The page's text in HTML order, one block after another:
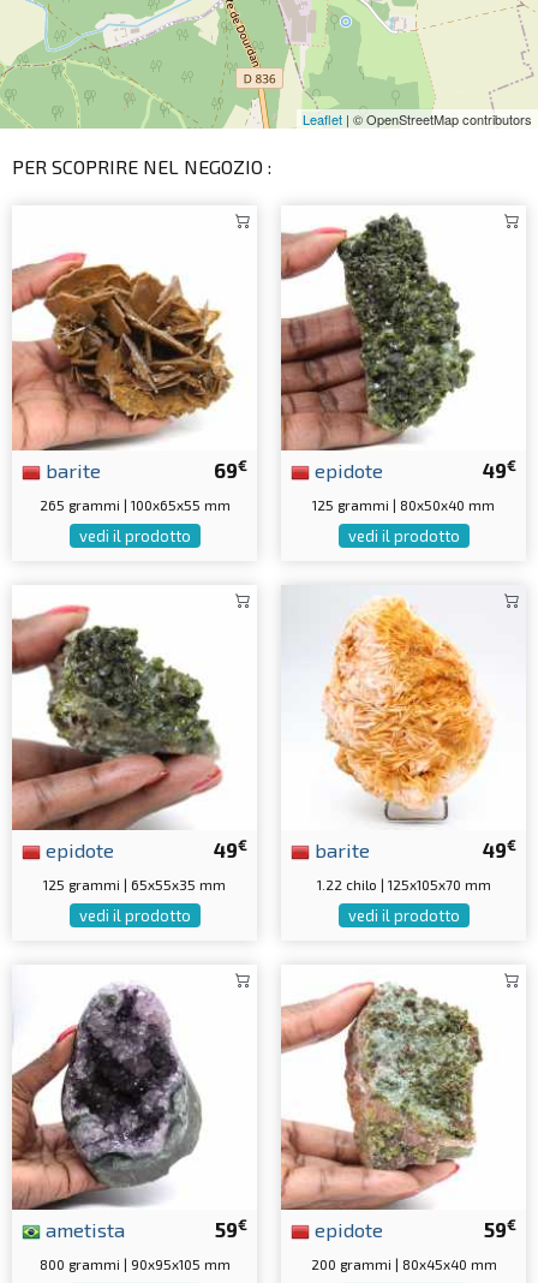
Leaflet | © OpenStreetMap contributors
PER SCOPRIRE NEL NEGOZIO :
69€
barite
265 grammi | 100x65x55 mm
vedi il prodotto
49€
epidote
125 grammi | 80x50x40 mm
vedi il prodotto
49€
epidote
125 grammi | 65x55x35 mm
vedi il prodotto
49€
barite
1.22 chilo | 125x105x70 mm
vedi il prodotto
59€
ametista
800 grammi | 90x95x105 mm
59€
epidote
200 grammi | 80x45x40 mm